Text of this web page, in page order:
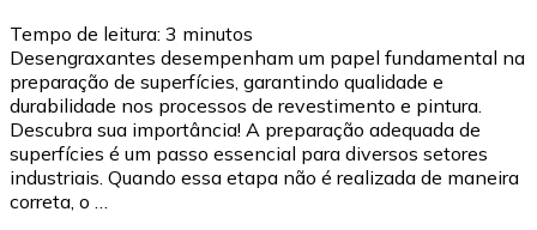
Tempo de leitura: 3 minutos
Desengraxantes desempenham um papel fundamental na
preparação de superfícies, garantindo qualidade e
durabilidade nos processos de revestimento e pintura.
Descubra sua importância! A preparação adequada de
superfícies é um passo essencial para diversos setores
industriais. Quando essa etapa não é realizada de maneira
correta, o …